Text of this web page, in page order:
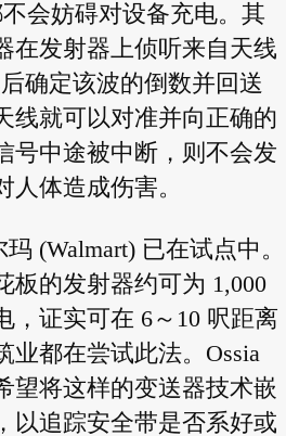
会妨碍对设备充电。其
在发射器上侦听来自天线
确定该波的倒数并回送
线就可以对准并向正确的
号中途被中断，则不会发
体造成伤害。
(Walmart) 已在试点中。
板的发射器约可为 1,000
，证实可在 6～10 呎距离
业都在尝试此法。Ossia
望将这样的变送器技术嵌
以追踪安全带是否系好或